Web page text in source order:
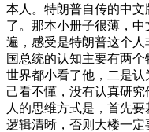
本人。特朗普自传的中文
了。那本小册子很薄，
遍，感受是特朗普这个
国总统的认知主要有两
世界都小看了他，二是认
己看不懂，没有认真研
人的思维方式是，首先
逻辑清晰，否则大楼一